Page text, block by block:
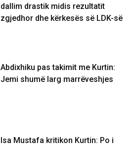
dallim drastik midis rezultatit
zgjedhor dhe kërkesës së LDK-së
Abdixhiku pas takimit me Kurtin:
Jemi shumë larg marrëveshjes
Isa Mustafa kritikon Kurtin: Po i